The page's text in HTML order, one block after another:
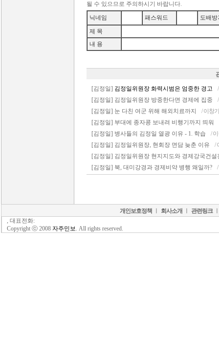
될 수 있으므로 주의하시기 바랍니다.
닉네임
패스워드
도배방
제 목
내 용
[김정일] 김정일위원장 화력시범은 엄중한 경고
[김정일] 김정일위원장 방중한다면 경제에 집중
[김정일] 눈 다친 여군 위해 해외치료까지
/ 이창
[김정일] 부대에 종자콩 보내려 비행기까지 띄워
[김정일] 병사들의 김정일 열광 이유 - 1. 학습
/
[김정일] 김정일위원장, 현회장 면담 늦춘 이유
/
[김정일] 김정일위원장 현지지도와 경제강국건설
[김정일] 북, 대미강경과 경제비약 병행 왜일까?
개인보호정책 회사소개 관련링크
, 대표전화:
Copyright ⓒ 2008 자주민보. All rights reserved.